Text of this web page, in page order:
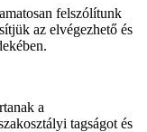
felszólítunk
az elvégezhető és
a
tagságot és